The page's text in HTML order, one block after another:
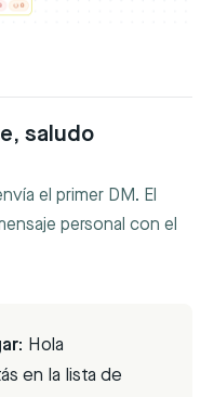
saludo
el primer DM. El
personal con el
Hola
en la lista de